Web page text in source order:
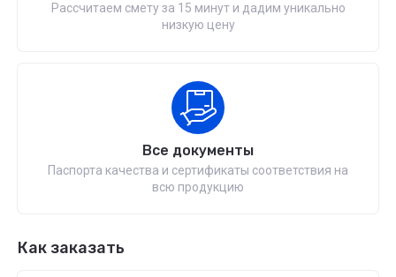
Рассчитаем смету за 15 минут и дадим уникально
низкую цену
Все документы
Паспорта качества и сертификаты соответствия на
всю продукцию
Как заказать